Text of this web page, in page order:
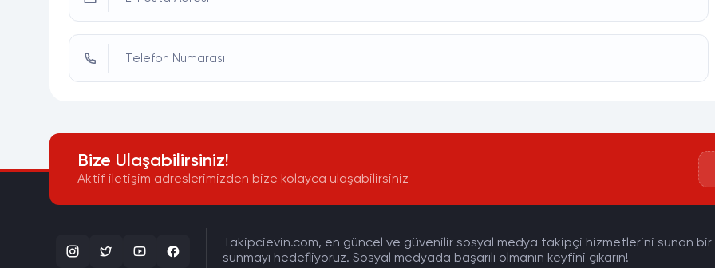
Telefon Numarası
Bize Ulaşabilirsiniz!
Aktif iletişim adreslerimizden bize kolayca ulaşabilirsiniz
Takipcievin.com, en güncel ve güvenilir sosyal medya takipçi hizmetlerini sunan bir
sunmayı hedefliyoruz. Sosyal medyada başarılı olmanın keyfini çıkarın!